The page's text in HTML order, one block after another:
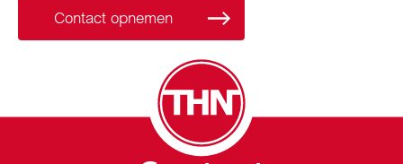
Contact opnemen